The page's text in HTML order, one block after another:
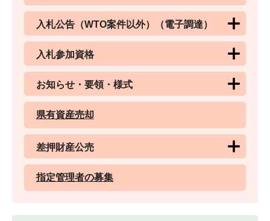
入札公告（WTO案件以外）（電子調達）
入札参加資格
お知らせ・要領・様式
県有資産売却
差押財産公売
指定管理者の募集